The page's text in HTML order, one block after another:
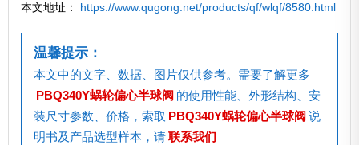
本文地址： https://www.qugong.net/products/qf/wlqf/8580.html
温馨提示：
本文中的文字、数据、图片仅供参考。需要了解更多
PBQ340Y蜗轮偏心半球阀 的使用性能、外形结构、安
装尺寸参数、价格，索取 PBQ340Y蜗轮偏心半球阀 说
明书及产品选型样本，请联系我们